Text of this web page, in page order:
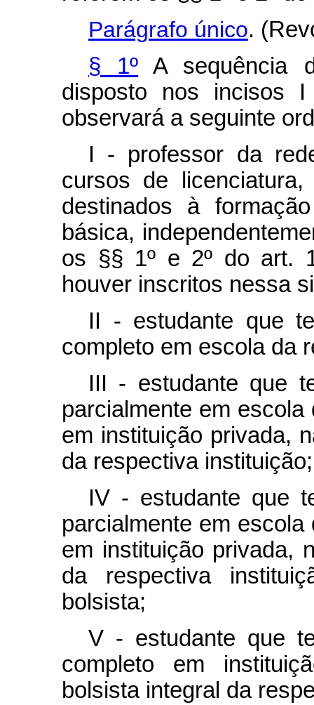
Parágrafo único.
§ 1º A sequência
disposto nos
observará a
I - professor da
cursos de
destinados à
básica,
os §§ 1º e 2º do art.
houver inscritos nessa
II - estudante que
completo em escola da
III - estudante que
parcialmente em
em instituição privada,
da respectiva instituição;
IV - estudante que
parcialmente em
em instituição privada,
da respectiva
bolsista;
V - estudante que
completo em
bolsista integral da